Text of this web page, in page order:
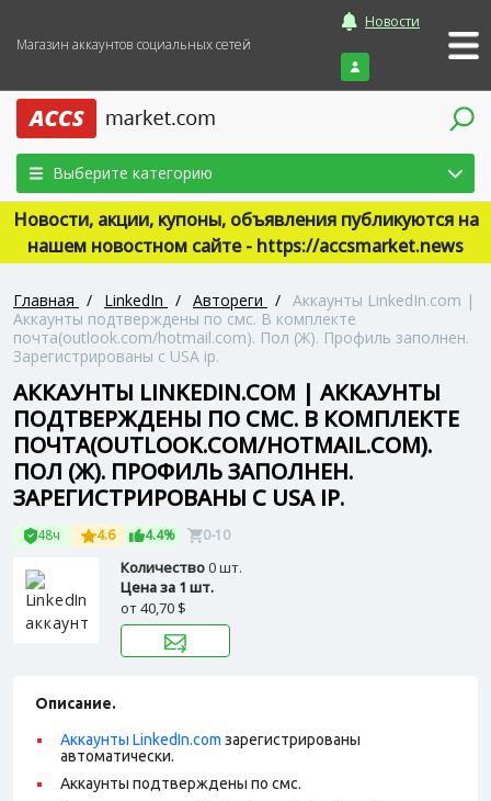
Магазин аккаунтов социальных сетей
Новости
Войти
Выберите категорию
Новости, акции, купоны, объявления публикуются на
нашем новостном сайте - https://accsmarket.news
Главная / LinkedIn / Автореги / Аккаунты LinkedIn.com |
Аккаунты подтверждены по смс. В комплекте
почта(outlook.com/hotmail.com). Пол (Ж). Профиль заполнен.
Зарегистрированы с USA ip.
АККАУНТЫ LINKEDIN.COM | АККАУНТЫ
ПОДТВЕРЖДЕНЫ ПО СМС. В КОМПЛЕКТЕ
ПОЧТА(OUTLOOK.COM/HOTMAIL.COM).
ПОЛ (Ж). ПРОФИЛЬ ЗАПОЛНЕН.
ЗАРЕГИСТРИРОВАНЫ С USA IP.
48ч 4.6 4.4% 0-10
Количество0 шт.
Цена за 1 шт.
от40,70 $
Описание.
Аккаунты LinkedIn.com зарегистрированы
автоматически.
Аккаунты подтверждены по смс.